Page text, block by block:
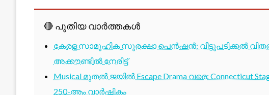
🔴 പുതിയ വാർത്തകൾ
കേരള സാമൂഹിക സുരക്ഷാ പെൻഷൻ: വീട്ടുപടിക്കൽ
അക്കൗണ്ടിൽ നേരിട്ട്
Musical മുതൽ ജയിൽ Escape Drama വരെ: Connecticut
250-ആം വാർഷികം